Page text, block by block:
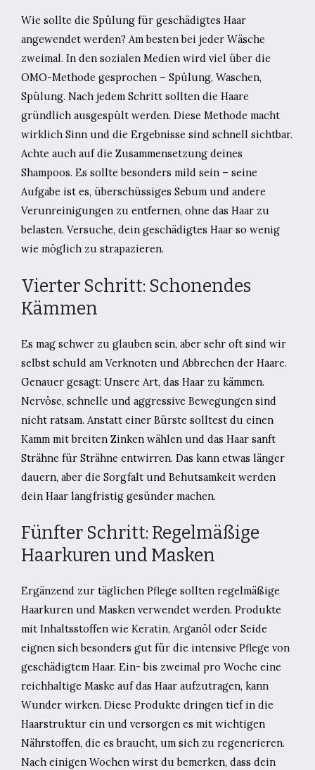
Wie sollte die Spülung für geschädigtes Haar
angewendet werden? Am besten bei jeder Wäsche
zweimal. In den sozialen Medien wird viel über die
OMO-Methode gesprochen – Spülung, Waschen,
Spülung. Nach jedem Schritt sollten die Haare
gründlich ausgespült werden. Diese Methode macht
wirklich Sinn und die Ergebnisse sind schnell sichtbar.
Achte auch auf die Zusammensetzung deines
Shampoos. Es sollte besonders mild sein – seine
Aufgabe ist es, überschüssiges Sebum und andere
Verunreinigungen zu entfernen, ohne das Haar zu
belasten. Versuche, dein geschädigtes Haar so wenig
wie möglich zu strapazieren.
Vierter Schritt: Schonendes
Kämmen
Es mag schwer zu glauben sein, aber sehr oft sind wir
selbst schuld am Verknoten und Abbrechen der Haare.
Genauer gesagt: Unsere Art, das Haar zu kämmen.
Nervöse, schnelle und aggressive Bewegungen sind
nicht ratsam. Anstatt einer Bürste solltest du einen
Kamm mit breiten Zinken wählen und das Haar sanft
Strähne für Strähne entwirren. Das kann etwas länger
dauern, aber die Sorgfalt und Behutsamkeit werden
dein Haar langfristig gesünder machen.
Fünfter Schritt: Regelmäßige
Haarkuren und Masken
Ergänzend zur täglichen Pflege sollten regelmäßige
Haarkuren und Masken verwendet werden. Produkte
mit Inhaltsstoffen wie Keratin, Arganöl oder Seide
eignen sich besonders gut für die intensive Pflege von
geschädigtem Haar. Ein- bis zweimal pro Woche eine
reichhaltige Maske auf das Haar aufzutragen, kann
Wunder wirken. Diese Produkte dringen tief in die
Haarstruktur ein und versorgen es mit wichtigen
Nährstoffen, die es braucht, um sich zu regenerieren.
Nach einigen Wochen wirst du bemerken, dass dein